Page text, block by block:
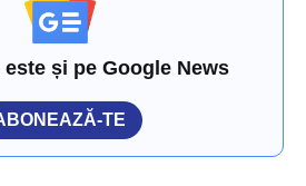
și pe Google News
TE